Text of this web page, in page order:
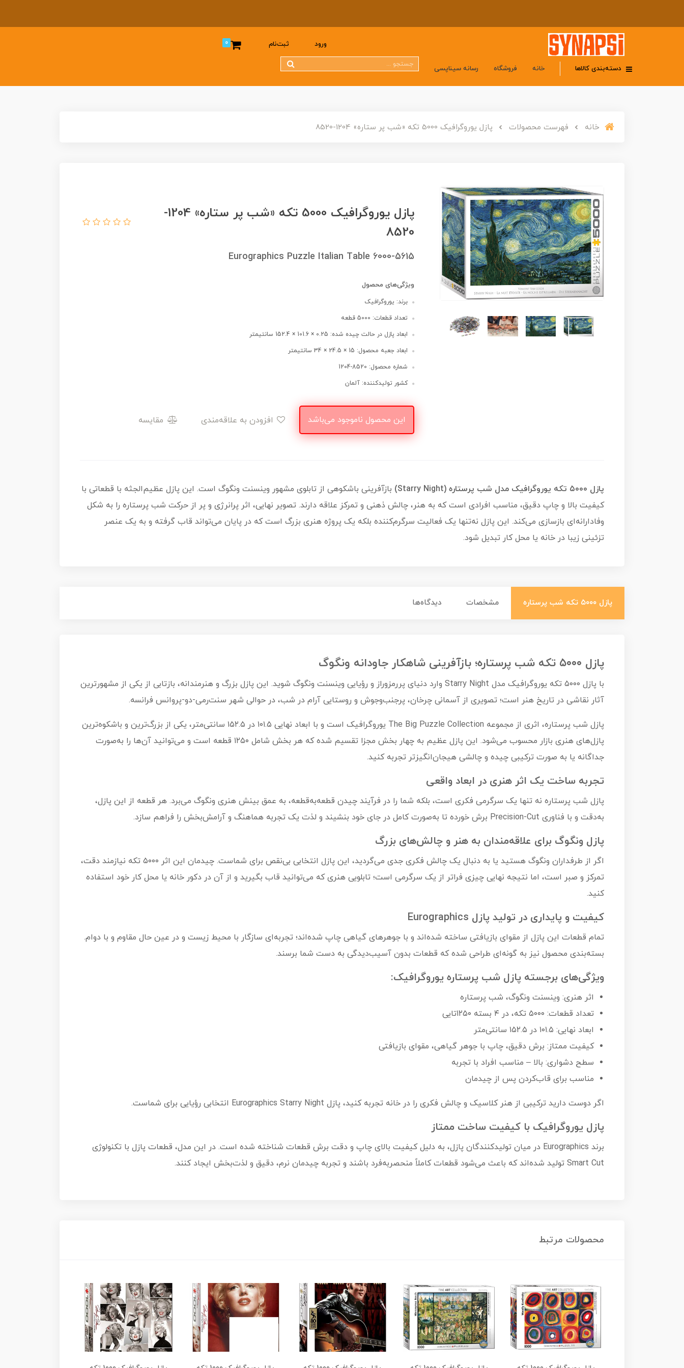
ورود ثبت‌نام 0
دسته‌بندی کالاها خانه فروشگاه رسانه سیناپسی
خانه فهرست محصولات پازل یوروگرافیک 5000 تکه «شب پر ستاره» 1204-8520
پازل یوروگرافیک 5000 تکه «شب پر ستاره» 1204-
8520
Eurographics Puzzle Italian Table 6000-5615
ویژگی‌های محصول
برند: یوروگرافیک
تعداد قطعات: 5000 قطعه
ابعاد پازل در حالت چیده شده: 0.25 × 101.6 × 152.4 سانتیمتر
ابعاد جعبه محصول: 15 × 24.5 × 34 سانتیمتر
شماره محصول: 8520-1204
کشور تولیدکننده: آلمان
این محصول ناموجود می‌باشد مقایسه
پازل ۵۰۰۰ تکه یوروگرافیک مدل شب پرستاره (Starry Night)
بازآفرینی باشکوهی از تابلوی مشهور وینسنت ونگوگ است. این پازل عظیم‌الجثه با قطعاتی با
کیفیت بالا و چاپ دقیق، مناسب افرادی است که به هنر، چالش ذهنی و تمرکز علاقه دارند. تصویر نهایی، اثر پرانرژی و پر از حرکت شب پرستاره را به شکل
وفادارانه‌ای بازسازی می‌کند. این پازل نه‌تنها یک فعالیت سرگرم‌کننده بلکه یک پروژه هنری بزرگ است که در پایان می‌تواند قاب گرفته و به یک عنصر
تزئینی زیبا در خانه یا محل کار تبدیل شود.
پازل ۵۰۰۰ تکه شب پرستاره مشخصات دیدگاه‌ها
پازل ۵۰۰۰ تکه شب پرستاره؛ بازآفرینی شاهکار جاودانه ونگوگ
با پازل ۵۰۰۰ تکه یوروگرافیک مدل Starry Night وارد دنیای پررمزوراز و رؤیایی وینسنت ونگوگ شوید. این پازل بزرگ و هنرمندانه، بازتابی از یکی از مشهورترین
آثار نقاشی در تاریخ هنر است؛ تصویری از آسمانی چرخان، پرجنب‌وجوش و روستایی آرام در شب، در حوالی شهر سنت‌رمی-دو-پروانس فرانسه.
پازل شب پرستاره، اثری از مجموعه The Big Puzzle Collection یوروگرافیک است و با ابعاد نهایی ۱۰۱.۵ در ۱۵۲.۵ سانتی‌متر، یکی از بزرگ‌ترین و باشکوه‌ترین
پازل‌های هنری بازار محسوب می‌شود. این پازل عظیم به چهار بخش مجزا تقسیم شده که هر بخش شامل ۱۲۵۰ قطعه است و می‌توانید آن‌ها را به‌صورت
جداگانه یا به صورت ترکیبی چیده و چالشی هیجان‌انگیزتر تجربه کنید.
تجربه ساخت یک اثر هنری در ابعاد واقعی
پازل شب پرستاره نه تنها یک سرگرمی فکری است، بلکه شما را در فرآیند چیدن قطعه‌به‌قطعه، به عمق بینش هنری ونگوگ می‌برد. هر قطعه از این پازل،
به‌دقت و با فناوری Precision-Cut برش خورده تا به‌صورت کامل در جای خود بنشیند و لذت یک تجربه هماهنگ و آرامش‌بخش را فراهم سازد.
پازل ونگوگ برای علاقه‌مندان به هنر و چالش‌های بزرگ
اگر از طرفداران ونگوگ هستید یا به دنبال یک چالش فکری جدی می‌گردید، این پازل انتخابی بی‌نقص برای شماست. چیدمان این اثر ۵۰۰۰ تکه نیازمند دقت،
تمرکز و صبر است، اما نتیجه نهایی چیزی فراتر از یک سرگرمی است؛ تابلویی هنری که می‌توانید قاب بگیرید و از آن در دکور خانه یا محل کار خود استفاده
کنید.
کیفیت و پایداری در تولید پازل Eurographics
تمام قطعات این پازل از مقوای بازیافتی ساخته شده‌اند و با جوهرهای گیاهی چاپ شده‌اند؛ تجربه‌ای سازگار با محیط زیست و در عین حال مقاوم و با دوام.
بسته‌بندی محصول نیز به گونه‌ای طراحی شده که قطعات بدون آسیب‌دیدگی به دست شما برسند.
ویژگی‌های برجسته پازل شب پرستاره یوروگرافیک:
اثر هنری: وینسنت ونگوگ، شب پرستاره
تعداد قطعات: ۵۰۰۰ تکه، در ۴ بسته ۱۲۵۰‌تایی
ابعاد نهایی: ۱۰۱.۵ در ۱۵۲.۵ سانتی‌متر
کیفیت ممتاز: برش دقیق، چاپ با جوهر گیاهی، مقوای بازیافتی
سطح دشواری: بالا – مناسب افراد با تجربه
مناسب برای قاب‌کردن پس از چیدمان
اگر دوست دارید ترکیبی از هنر کلاسیک و چالش فکری را در خانه تجربه کنید، پازل Eurographics Starry Night انتخابی رؤیایی برای شماست.
پازل یوروگرافیک با کیفیت ساخت ممتاز
برند Eurographics در میان تولیدکنندگان پازل، به دلیل کیفیت بالای چاپ و دقت برش قطعات شناخته شده است. در این مدل، قطعات پازل با تکنولوژی
Smart Cut تولید شده‌اند که باعث می‌شود قطعات کاملاً منحصربه‌فرد باشند و تجربه چیدمان نرم، دقیق و لذت‌بخش ایجاد کنند.
محصولات مرتبط